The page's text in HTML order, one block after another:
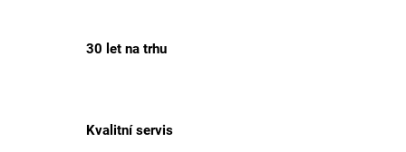
30 let na trhu
Kvalitní servis